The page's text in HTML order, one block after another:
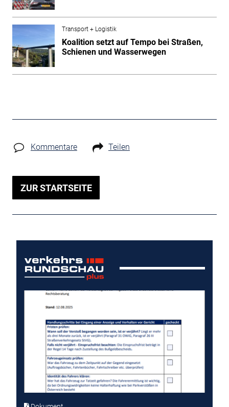
Transport + Logistik
Koalition setzt auf Tempo bei Straßen,
Schienen und Wasserwegen
Kommentare Teilen
ZUR STARTSEITE